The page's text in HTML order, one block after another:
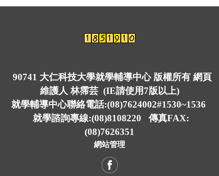
90741 大仁科技大學就學輔導中心 版權所有 網頁
維護人 林霈芸 (IE請使用7版以上)
就學輔導中心聯絡電話:(08)7624002#1530~1536
就學諮詢專線:(08)8108220 傳真FAX:
(08)7626351
網站管理